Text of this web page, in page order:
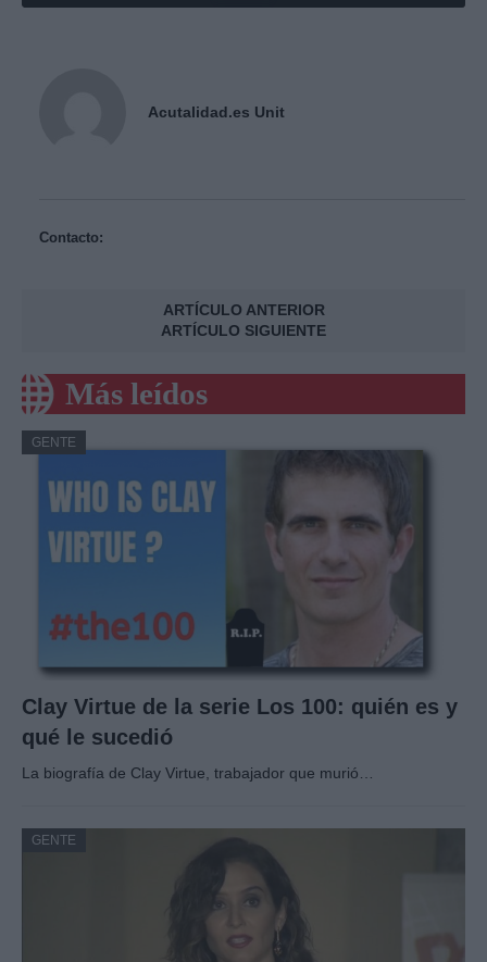
Acutalidad.es Unit
Contacto:
ARTÍCULO ANTERIOR
ARTÍCULO SIGUIENTE
Más leídos
GENTE
Clay Virtue de la serie Los 100: quién es y
qué le sucedió
La biografía de Clay Virtue, trabajador que murió…
GENTE